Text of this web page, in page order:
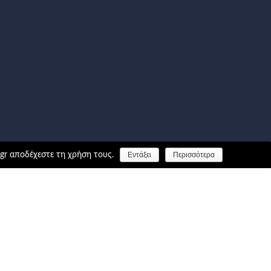
αποδέχεστε τη χρήση τους. Εντάξει Περισσότερα